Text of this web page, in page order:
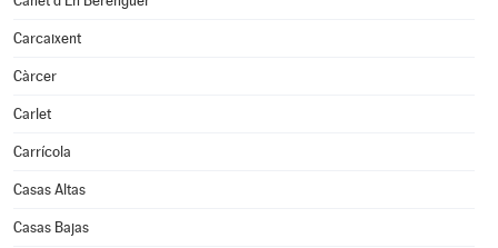
Carcaixent
Càrcer
Carlet
Carrícola
Casas Altas
Casas Bajas